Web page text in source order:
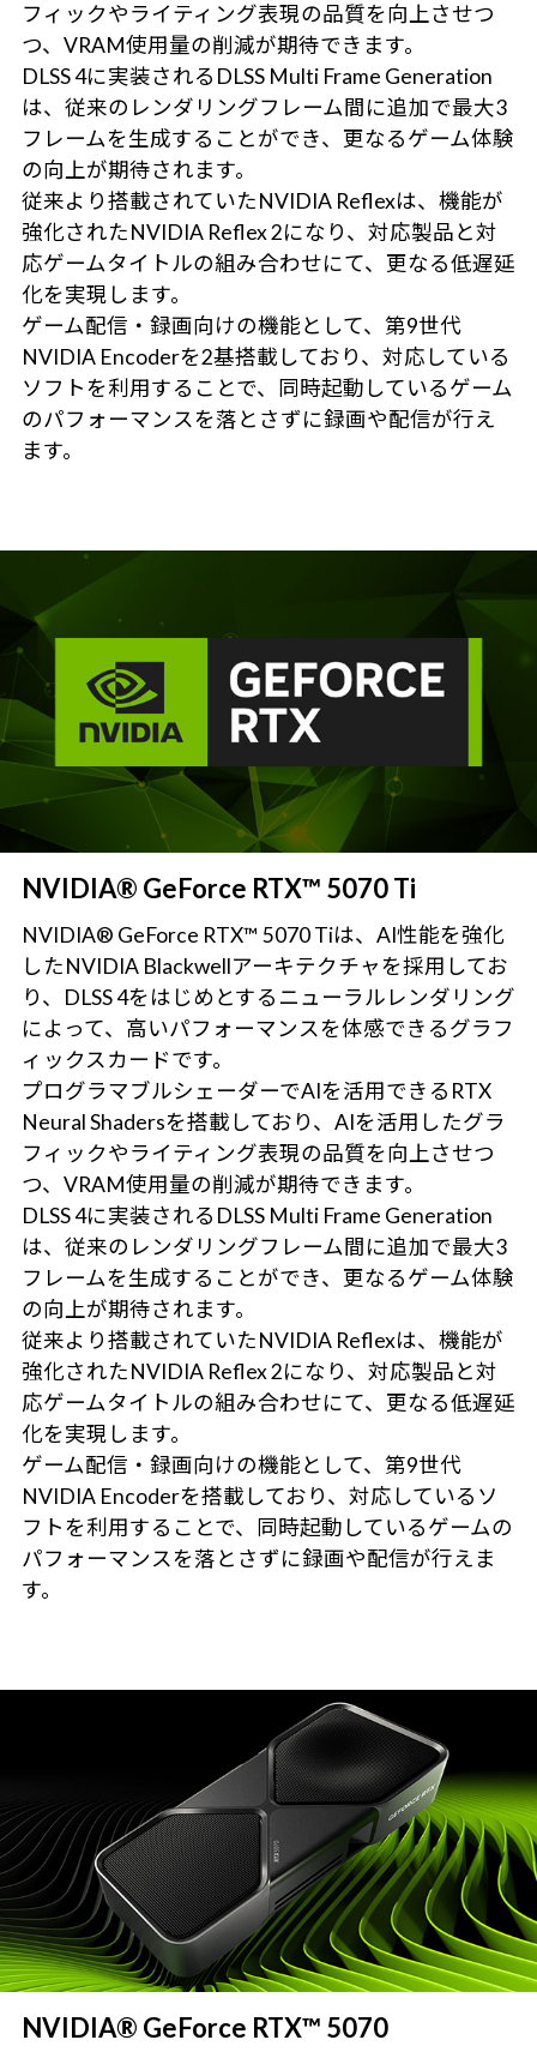
フィックやライティング表現の品質を向上させつ
つ、VRAM使用量の削減が期待できます。
DLSS 4に実装されるDLSS Multi Frame Generation
は、従来のレンダリングフレーム間に追加で最大3
フレームを生成することができ、更なるゲーム体験
の向上が期待されます。
従来より搭載されていたNVIDIA Reflexは、機能が
強化されたNVIDIA Reflex 2になり、対応製品と対
応ゲームタイトルの組み合わせにて、更なる低遅延
化を実現します。
ゲーム配信・録画向けの機能として、第9世代
NVIDIA Encoderを2基搭載しており、対応している
ソフトを利用することで、同時起動しているゲーム
のパフォーマンスを落とさずに録画や配信が行え
ます。
NVIDIA® GeForce RTX™ 5070 Ti
NVIDIA® GeForce RTX™ 5070 Tiは、AI性能を強化
したNVIDIA Blackwellアーキテクチャを採用してお
り、DLSS 4をはじめとするニューラルレンダリング
によって、高いパフォーマンスを体感できるグラフ
ィックスカードです。
プログラマブルシェーダーでAIを活用できるRTX
Neural Shadersを搭載しており、AIを活用したグラ
フィックやライティング表現の品質を向上させつ
つ、VRAM使用量の削減が期待できます。
DLSS 4に実装されるDLSS Multi Frame Generation
は、従来のレンダリングフレーム間に追加で最大3
フレームを生成することができ、更なるゲーム体験
の向上が期待されます。
従来より搭載されていたNVIDIA Reflexは、機能が
強化されたNVIDIA Reflex 2になり、対応製品と対
応ゲームタイトルの組み合わせにて、更なる低遅延
化を実現します。
ゲーム配信・録画向けの機能として、第9世代
NVIDIA Encoderを搭載しており、対応しているソ
フトを利用することで、同時起動しているゲームの
パフォーマンスを落とさずに録画や配信が行えま
す。
NVIDIA® GeForce RTX™ 5070